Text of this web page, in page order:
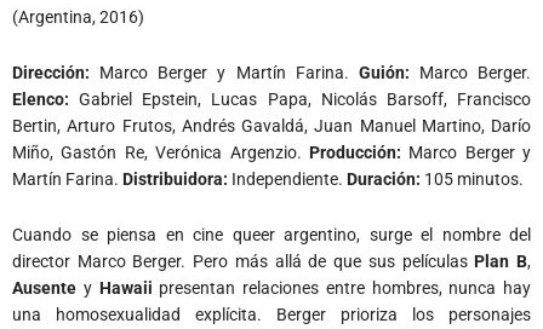
(Argentina, 2016)
Dirección: Marco Berger y Martín Farina. Guión: Marco Berger.
Elenco: Gabriel Epstein, Lucas Papa, Nicolás Barsoff, Francisco
Bertin, Arturo Frutos, Andrés Gavaldá, Juan Manuel Martino, Darío
Miño, Gastón Re, Verónica Argenzio. Producción: Marco Berger y
Martín Farina. Distribuidora: Independiente. Duración: 105 minutos.
Cuando se piensa en cine queer argentino, surge el nombre del
director Marco Berger. Pero más allá de que sus películasPlan B,
Ausente y Hawaii presentan relaciones entre hombres, nunca hay
una homosexualidad explícita. Berger prioriza los personajes